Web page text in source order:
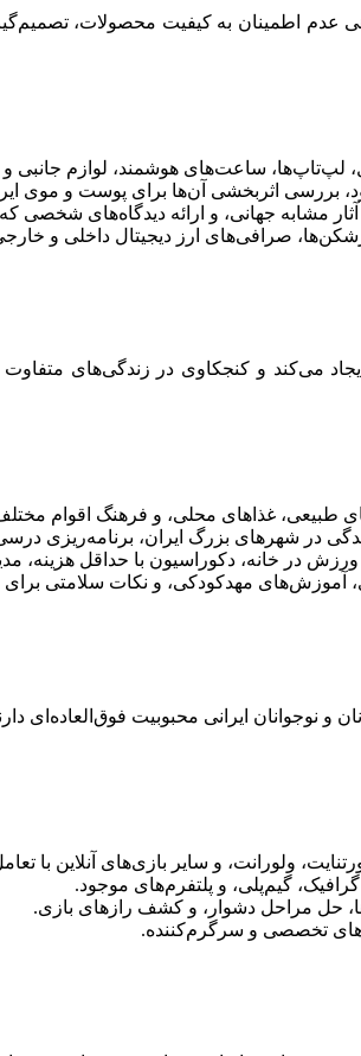
عدم اطمینان به کیفیت محصولات،
ساعت‌های هوشمند، لوازم جانبی و
بررسی اثربخشی آن‌ها برای پوست و موی
آثار مشابه جهانی، و ارائه دیدگاه‌های شخصی
صرافی‌های ارز دیجیتال داخلی و
می‌کند و کنجکاوی در زندگی‌های
طبیعی، غذاهای محلی، و فرهنگ اقوام
در شهرهای بزرگ ایران، برنامه‌ریزی
ورزش در خانه، دکوراسیون با حداقل هزینه،
آموزش‌های مهدکودکی، و نکات سلامتی برای
و نوجوانان ایرانی محبوبیت فوق‌العاده‌ای
ولورانت، و سایر بازی‌های آنلاین با
گیم‌پلی، و پلتفرم‌های موجود.
حل مراحل دشوار، و کشف رازهای بازی.
تخصصی و سرگرم‌کننده.